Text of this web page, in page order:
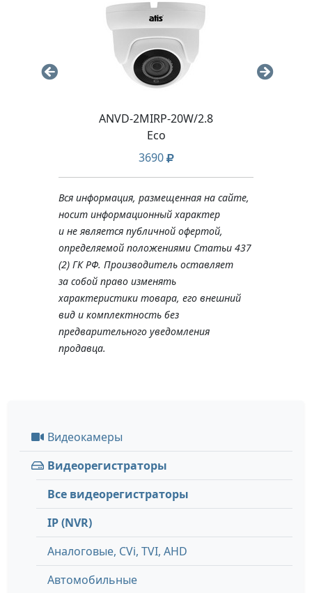
ANVD-2MIRP-20W/2.8
Eco
3690
Вся информация, размещенная на сайте,
носит информационный характер
и не является публичной офертой,
определяемой положениями Статьи 437
(2) ГК РФ. Производитель оставляет
за собой право изменять
характеристики товара, его внешний
вид и комплектность без
предварительного уведомления
продавца.
Видеокамеры
Видеорегистраторы
Все видеорегистраторы
IP (NVR)
Аналоговые, СVi, TVI, AHD
Автомобильные